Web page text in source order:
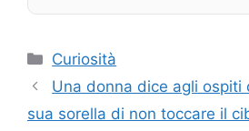
Categorie
Curiosità
Una donna dice agli ospiti
sua sorella di non toccare il